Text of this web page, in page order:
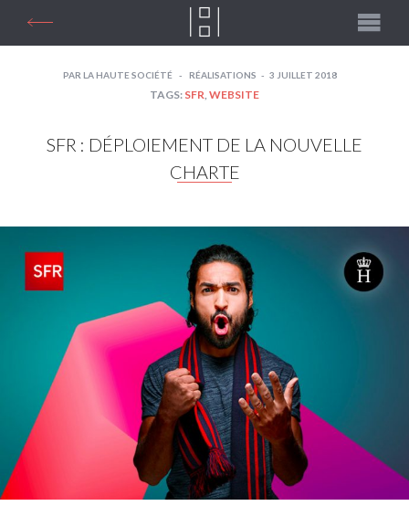
PAR LA HAUTE SOCIÉTÉ RÉALISATIONS 3 JUILLET 2018
TAGS: SFR, WEBSITE
SFR : DÉPLOIEMENT DE LA NOUVELLE
CHARTE